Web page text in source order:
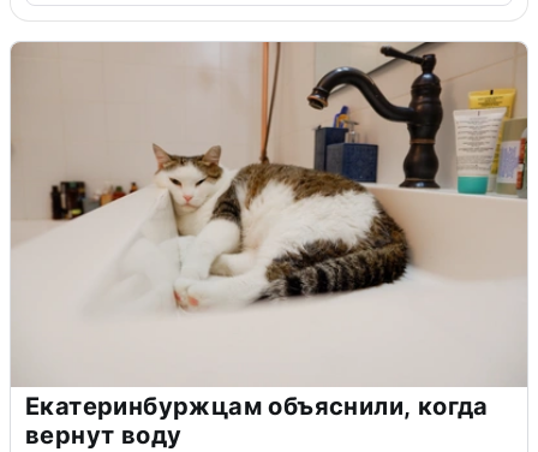
Екатеринбуржцам объяснили, когда
вернут воду